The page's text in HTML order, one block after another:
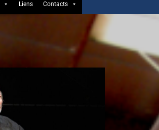
Liens Contacts